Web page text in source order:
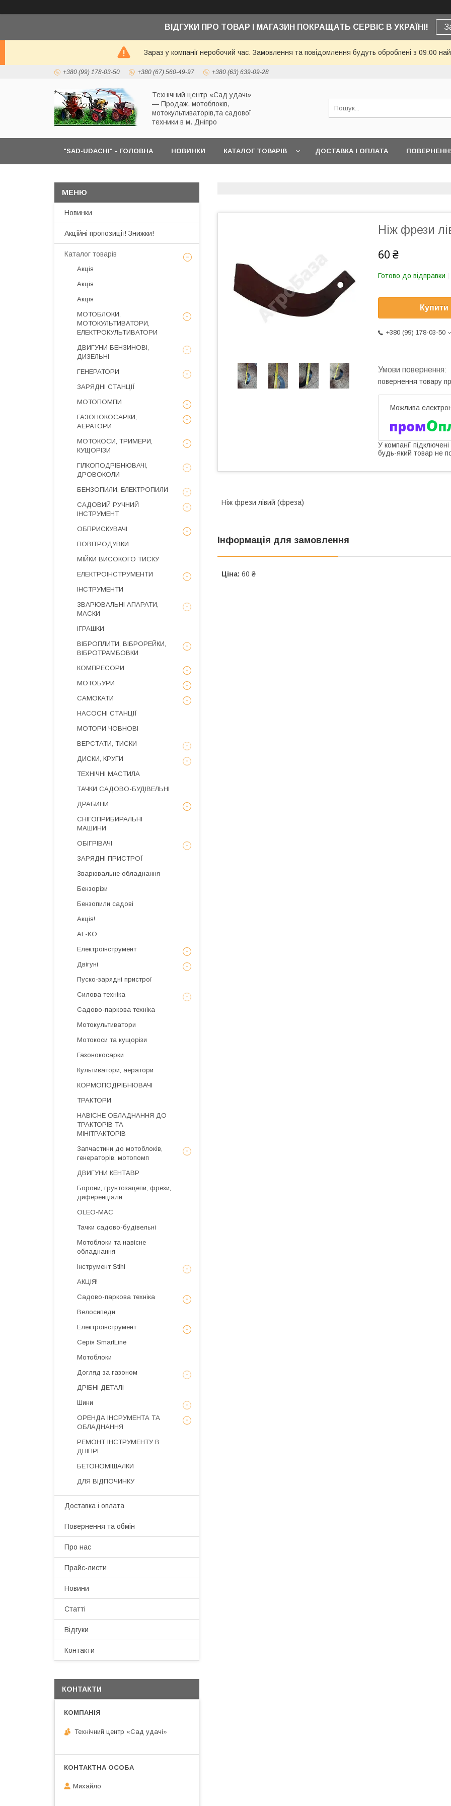
ВІДГУКИ ПРО ТОВАР І МАГАЗИН ПОКРАЩАТЬ СЕРВІС В УКРАЇНІ!
Зараз у компанії неробочий час. Замовлення та повідомлення будуть оброблені з 09:00
+380 (99) 178-03-50 +380 (67) 560-49-97 +380 (63) 639-09-28
Технічний центр «Сад удачі»
— Продаж, мотоблоків,
мотокультиваторів,та садової
техники в м. Дніпро
"SAD-UDACHI" - ГОЛОВНА НОВИНКИ КАТАЛОГ ТОВАРІВ ДОСТАВКА І ОПЛАТА
Ніж фрези
60 ₴
Готово до відправки
Купити
+380 (99) 178-03-50
повернення товару
У компанії
будь-який товар не
Ніж фрези лівий (фреза)
Інформація для замовлення
Ціна: 60 ₴
Новинки
Акційні пропозиції! Знижки!
Каталог товарів
Акція
Акція
Акція
МОТОБЛОКИ,
МОТОКУЛЬТИВАТОРИ,
ЕЛЕКТРОКУЛЬТИВАТОРИ
ДВИГУНИ БЕНЗИНОВІ,
ДИЗЕЛЬНІ
ГЕНЕРАТОРИ
ЗАРЯДНІ СТАНЦІЇ
МОТОПОМПИ
ГАЗОНОКОСАРКИ,
АЕРАТОРИ
МОТОКОСИ, ТРИМЕРИ,
КУЩОРІЗИ
ГІЛКОПОДРІБНЮВАЧІ,
ДРОВОКОЛИ
БЕНЗОПИЛИ, ЕЛЕКТРОПИЛИ
САДОВИЙ РУЧНИЙ
ІНСТРУМЕНТ
ОБПРИСКУВАЧІ
ПОВІТРОДУВКИ
МІЙКИ ВИСОКОГО ТИСКУ
ЕЛЕКТРОІНСТРУМЕНТИ
ІНСТРУМЕНТИ
ЗВАРЮВАЛЬНІ АПАРАТИ,
МАСКИ
ІГРАШКИ
ВІБРОПЛИТИ, ВІБРОРЕЙКИ,
ВІБРОТРАМБОВКИ
КОМПРЕСОРИ
МОТОБУРИ
САМОКАТИ
НАСОСНІ СТАНЦІЇ
МОТОРИ ЧОВНОВІ
ВЕРСТАТИ, ТИСКИ
ДИСКИ, КРУГИ
ТЕХНІЧНІ МАСТИЛА
ТАЧКИ САДОВО-БУДІВЕЛЬНІ
ДРАБИНИ
СНІГОПРИБИРАЛЬНІ
МАШИНИ
ОБІГРІВАЧІ
ЗАРЯДНІ ПРИСТРОЇ
Зварювальне обладнання
Бензорізи
Бензопили садові
Акція!
AL-KO
Електроінструмент
Двігуні
Пуско-зарядні пристрої
Силова техніка
Садово-паркова техніка
Мотокультиватори
Мотокоси та кущорізи
Газонокосарки
Культиватори, аератори
КОРМОПОДРІБНЮВАЧІ
ТРАКТОРИ
НАВІСНЕ ОБЛАДНАННЯ ДО
ТРАКТОРІВ ТА
МІНІТРАКТОРІВ
Запчастини до мотоблоків,
генераторів, мотопомп
ДВИГУНИ КЕНТАВР
Борони, грунтозацепи, фрези,
диференціали
OLEO-MAC
Тачки садово-будівельні
Мотоблоки та навісне
обладнання
Інструмент Stihl
АКЦІЯ!
Садово-паркова техніка
Велосипеди
Електроінструмент
Серія SmartLine
Мотоблоки
Догляд за газоном
ДРІБНІ ДЕТАЛІ
Шини
ОРЕНДА ІНСРУМЕНТА ТА
ОБЛАДНАННЯ
РЕМОНТ ІНСТРУМЕНТУ В
ДНІПРІ
БЕТОНОМІШАЛКИ
ДЛЯ ВІДПОЧИНКУ
Доставка і оплата
Повернення та обмін
Про нас
Прайс-листи
Новини
Статті
Відгуки
Контакти
КОНТАКТИ
Технічний центр «Сад удачі»
Михайло